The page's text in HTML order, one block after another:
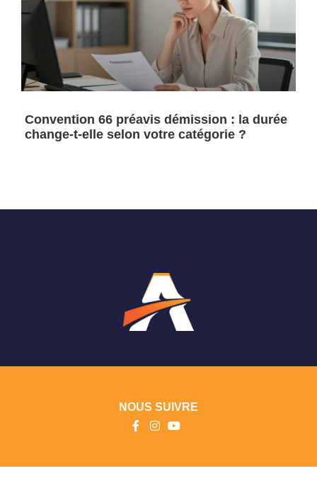
Convention 66 préavis démission : la durée
change-t-elle selon votre catégorie ?
NOUS SUIVRE